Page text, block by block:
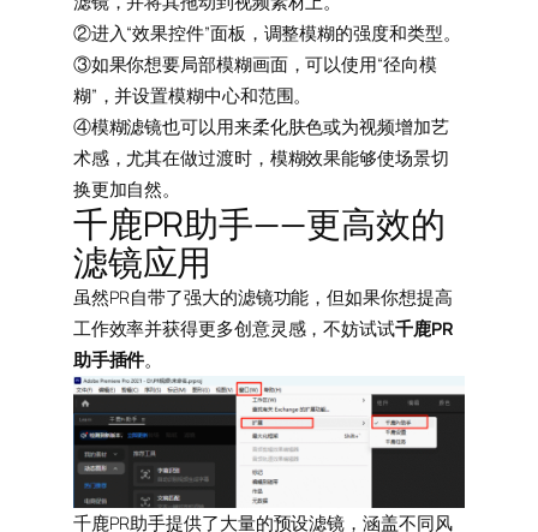
②进入“效果控件”面板，调整模糊的强度和类型。
③如果你想要局部模糊画面，可以使用“径向模
糊”，并设置模糊中心和范围。
④模糊滤镜也可以用来柔化肤色或为视频增加艺
术感，尤其在做过渡时，模糊效果能够使场景切
换更加自然。
千鹿PR助手——更高效的
滤镜应用
虽然PR自带了强大的滤镜功能，但如果你想提高
工作效率并获得更多创意灵感，不妨试试千鹿PR
助手插件。
千鹿PR助手提供了大量的预设滤镜，涵盖不同风